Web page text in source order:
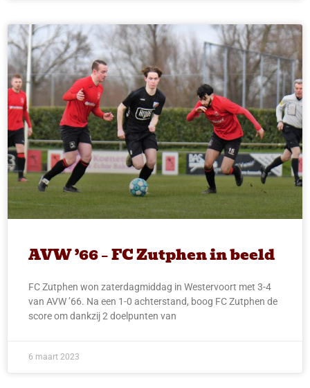
AVW ’66 – FC Zutphen in beeld
FC Zutphen won zaterdagmiddag in Westervoort met 3-4
van AVW ’66. Na een 1-0 achterstand, boog FC Zutphen de
score om dankzij 2 doelpunten van
6 maart 2023